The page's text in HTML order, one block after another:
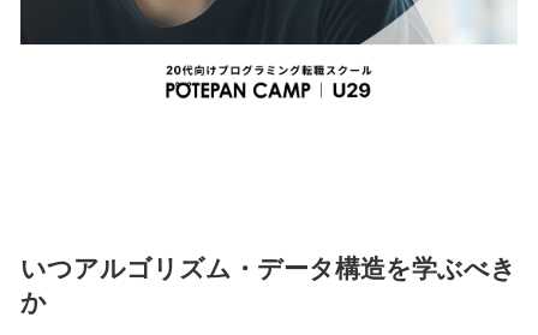
いつアルゴリズム・データ構造を学ぶべき
か